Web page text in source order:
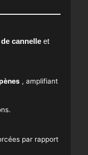
cannelleet
, amplifiant
par rapport